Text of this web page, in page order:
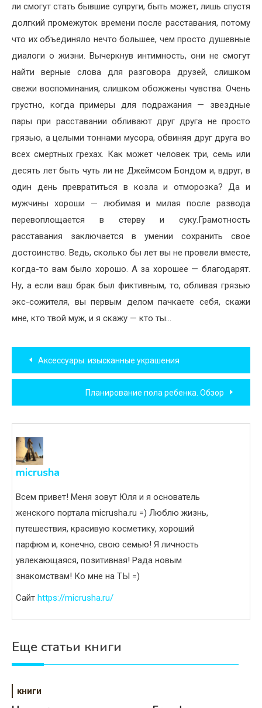
ли смогут стать бывшие супруги, быть может, лишь спустя
долгкий промежуток времени после расставания, потому
что их объединяло нечто большее, чем просто душевные
диалоги о жизни. Вычеркнув интимность, они не смогут
найти верные слова для разговора друзей, слишком
свежи воспоминания, слишком обожжены чувства. Очень
грустно, когда примеры для подражания — звездные
пары при расставании обливают друг друга не просто
грязью, а целыми тоннами мусора, обвиняя друг друга во
всех смертных грехах. Как может человек три, семь или
десять лет быть чуть ли не Джеймсом Бондом и, вдруг, в
один день превратиться в козла и отморозка? Да и
мужчины хороши — любимая и милая после развода
перевоплощается в стерву и суку.Грамотность
расставания заключается в умении сохранить свое
достоинство. Ведь, сколько бы лет вы не провели вместе,
когда-то вам было хорошо. А за хорошее — благодарят.
Ну, а если ваш брак был фиктивным, то, обливая грязью
экс-сожителя, вы первым делом пачкаете себя, скажи
мне, кто твой муж, и я скажу — кто ты…
Навигация
по
записям
Аксессуары: изысканные украшения
Планирование пола ребенка. Обзор
micrusha
Всем привет! Меня зовут Юля и я основатель
женского портала micrusha.ru =) Люблю жизнь,
путешествия, красивую косметику, хороший
парфюм и, конечно, свою семью! Я личность
увлекающаяся, позитивная! Рада новым
знакомствам! Ко мне на ТЫ =)
Сайт https://micrusha.ru/
Еще статьи книги
книги